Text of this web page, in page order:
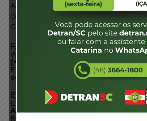
Acesso à Informação
Órgãos do Governo
Conheça SC
FALE CONOSCO
WhatsApp:
(48) 3664-1800
E-mail:
ENDEREÇO
Endereço:
Av. Almirante Tamandaré - 480
Bairro: